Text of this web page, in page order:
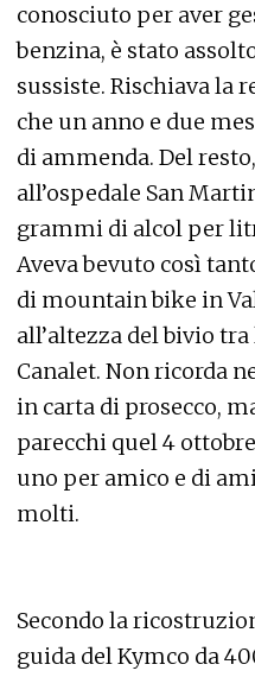
conosciuto per aver
benzina, è stato
sussiste. Rischiava la
che un anno e due
di ammenda. Del
all’ospedale San
grammi di alcol per
Aveva bevuto così
di mountain bike in
all’altezza del bivio
Canalet. Non ricorda
in carta di prosecco,
parecchi quel 4
uno per amico e di
molti.
Secondo la
guida del Kymco da